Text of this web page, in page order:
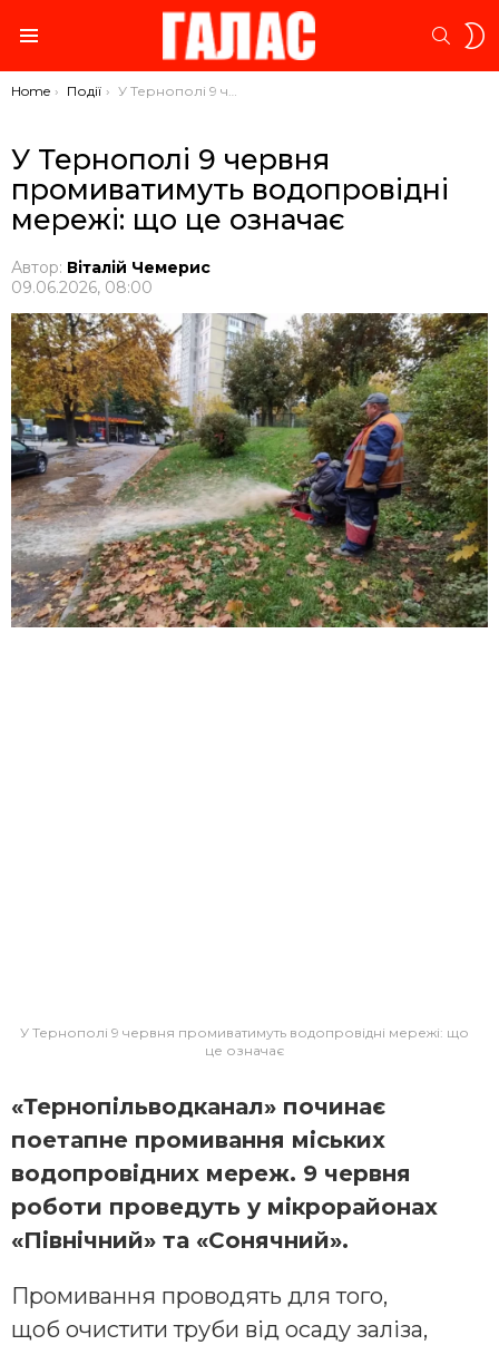
You are here:
Home Події У Тернополі 9 червня промиватимуть водопровідні мережі: що це означає
У Тернополі 9 червня
промиватимуть водопровідні
мережі: що це означає
Автор: Віталій Чемерис
09.06.2026, 08:00
У Тернополі 9 червня промиватимуть водопровідні мережі: що
це означає
«Тернопільводканал» починає
поетапне промивання міських
водопровідних мереж. 9 червня
роботи проведуть у мікрорайонах
«Північний» та «Сонячний».
Промивання проводять для того,
щоб очистити труби від осаду заліза,